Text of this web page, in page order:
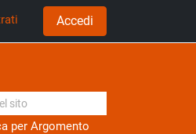
Accedi
per Argomento